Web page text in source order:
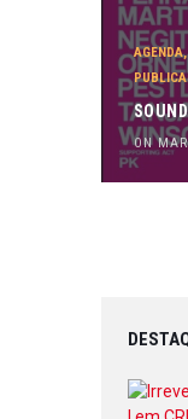
AGENDA
ON